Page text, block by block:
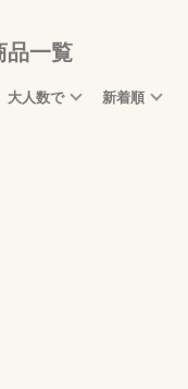
品一覧
大人数で 新着順